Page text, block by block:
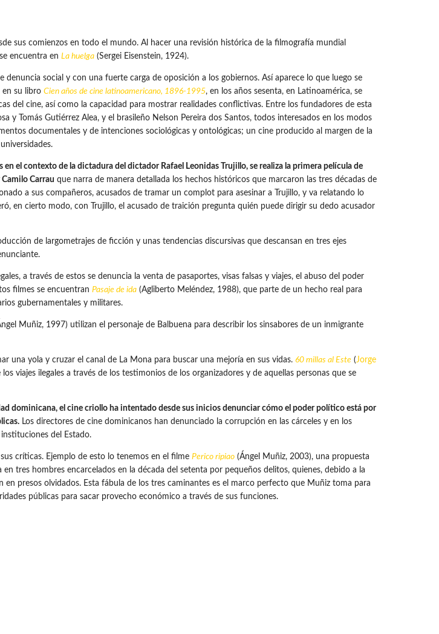
sus comienzos en todo el mundo. Al hacer una revisión histórica de la filmografía mundial
encuentra en La huelga (Sergei Eisenstein, 1924).
social y con una fuerte carga de oposición a los gobiernos. Así aparece lo que luego se
en su libro Cien años de cine latinoamericano, 1896-1995, en los años sesenta, en Latinoamérica, se
del cine, así como la capacidad para mostrar realidades conflictivas. Entre los fundadores de esta
y Tomás Gutiérrez Alea, y el brasileño Nelson Pereira dos Santos, todos interesados en los modos
documentales y de intenciones sociológicas y ontológicas; un cine producido al margen de la
en el contexto de la dictadura del dictador Rafael Leonidas Trujillo, se realiza la primera película de
Carrau que narra de manera detallada los hechos históricos que marcaron las tres décadas de
a sus compañeros, acusados de tramar un complot para asesinar a Trujillo, y va relatando lo
en cierto modo, con Trujillo, el acusado de traición pregunta quién puede dirigir su dedo acusador
de largometrajes de ficción y unas tendencias discursivas que descansan en tres ejes
a través de estos se denuncia la venta de pasaportes, visas falsas y viajes, el abuso del poder
filmes se encuentran Pasaje de ida (Agliberto Meléndez, 1988), que parte de un hecho real para
gubernamentales y militares.
Muñiz, 1997) utilizan el personaje de Balbuena para describir los sinsabores de un inmigrante
una yola y cruzar el canal de La Mona para buscar una mejoría en sus vidas. 60 millas al Este (Jorge
viajes ilegales a través de los testimonios de los organizadores y de aquellas personas que se
dominicana, el cine criollo ha intentado desde sus inicios denunciar cómo el poder político está por
Los directores de cine dominicanos han denunciado la corrupción en las cárceles y en los
del Estado.
críticas. Ejemplo de esto lo tenemos en el filme Perico ripiao (Ángel Muñiz, 2003), una propuesta
tres hombres encarcelados en la década del setenta por pequeños delitos, quienes, debido a la
presos olvidados. Esta fábula de los tres caminantes es el marco perfecto que Muñiz toma para
públicas para sacar provecho económico a través de sus funciones.